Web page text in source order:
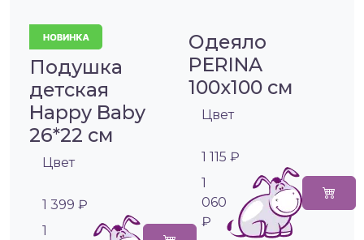
Подушка
детская
Happy Baby
26*22 см
Цвет
1 399 ₽
1
Одеяло
PERINA
100х100 см
Цвет
1 115 ₽
1
060
₽